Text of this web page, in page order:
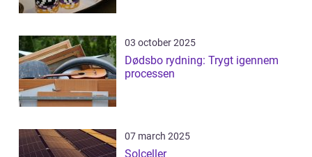
03 october 2025
Dødsbo rydning: Trygt igennem
processen
07 march 2025
Solceller